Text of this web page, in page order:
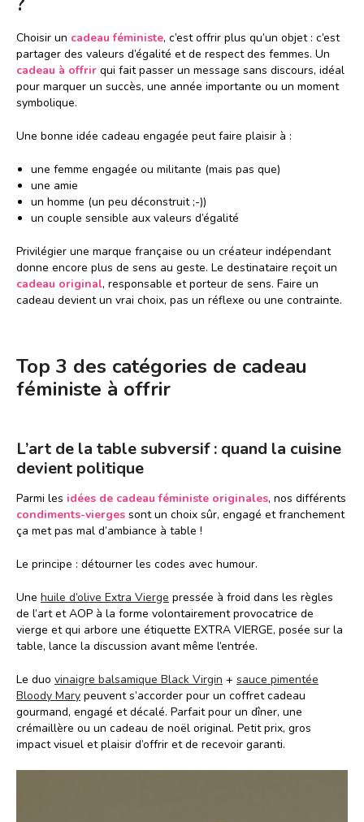
Choisir un cadeau féministe, c’est offrir plus qu’un objet : c’est
partager des valeurs d’égalité et de respect des femmes. Un
cadeau à offrir qui fait passer un message sans discours, idéal
pour marquer un succès, une année importante ou un moment
symbolique.
Une bonne idée cadeau engagée peut faire plaisir à :
une femme engagée ou militante (mais pas que)
une amie
un homme (un peu déconstruit ;-))
un couple sensible aux valeurs d’égalité
Privilégier une marque française ou un créateur indépendant
donne encore plus de sens au geste. Le destinataire reçoit un
cadeau original, responsable et porteur de sens. Faire un
cadeau devient un vrai choix, pas un réflexe ou une contrainte.
Top 3 des catégories de cadeau
féministe à offrir
L’art de la table subversif : quand la cuisine
devient politique
Parmi les idées de cadeau féministe originales, nos différents
condiments-vierges sont un choix sûr, engagé et franchement
ça met pas mal d’ambiance à table !
Le principe : détourner les codes avec humour.
Une huile d’olive Extra Vierge pressée à froid dans les règles
de l’art et AOP à la forme volontairement provocatrice de
vierge et qui arbore une étiquette EXTRA VIERGE, posée sur la
table, lance la discussion avant même l’entrée.
Le duo vinaigre balsamique Black Virgin + sauce pimentée
Bloody Mary peuvent s’accorder pour un coffret cadeau
gourmand, engagé et décalé. Parfait pour un dîner, une
crémaillère ou un cadeau de noël original. Petit prix, gros
impact visuel et plaisir d’offrir et de recevoir garanti.